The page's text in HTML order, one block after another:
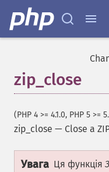
zip_close
(PHP 4 >= 4.1.0, PHP 5 >=
zip_close — Close a
Увага Ця функція